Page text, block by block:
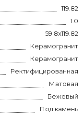
119.82
1.0
59.8x119.82
Керамогранит
Керамогранит
Ректифицированная
Матовая
Бежевый
Под камень